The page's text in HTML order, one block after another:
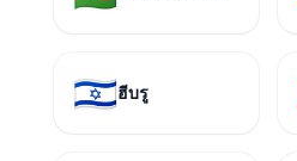
🇮🇱ฮีบรู